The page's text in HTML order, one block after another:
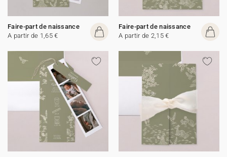
Faire-part de naissance
A partir de 1,65 €
Faire-part de naissance
A partir de 2,15 €